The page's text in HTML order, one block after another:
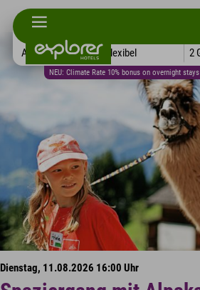
NEU: Climate Rate 10% bonus on overnight
Alle Hotels Flexibel 2
Dienstag, 11.08.2026 16:00 Uhr